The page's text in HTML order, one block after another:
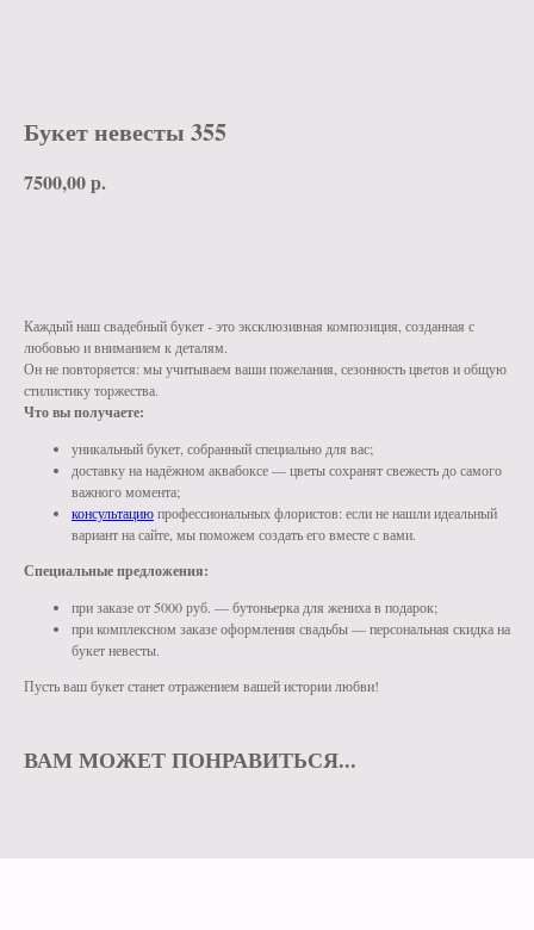
Букет невесты 355
7500,00р.
Каждый наш свадебный букет - это эксклюзивная композиция, созданная с
любовью и вниманием к деталям.
Он не повторяется: мы учитываем ваши пожелания, сезонность цветов и общую
стилистику торжества.
Что вы получаете:
уникальный букет, собранный специально для вас;
доставку на надёжном аквабоксе — цветы сохранят свежесть до самого
важного момента;
консультациюпрофессиональных флористов: если не нашли идеальный
вариант на сайте, мы поможем создать его вместе с вами.
Специальные предложения:
при заказе от 5000 руб. — бутоньерка для жениха в подарок;
при комплексном заказе оформления свадьбы — персональная скидка на
букет невесты.
Пусть ваш букет станет отражением вашей истории любви!
ВАМ МОЖЕТ ПОНРАВИТЬСЯ...